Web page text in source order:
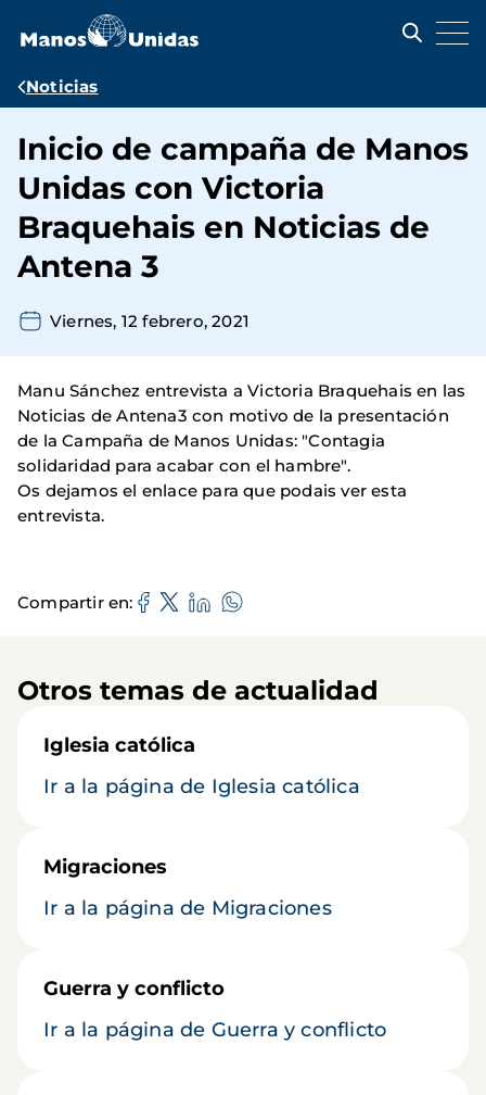
contenido
Ruta
navegación
Noticias
Inicio de campaña de Manos
Unidas con Victoria
Braquehais en Noticias de
Antena 3
Viernes, 12 febrero, 2021
Manu Sánchez entrevista a Victoria Braquehais en las
Noticias de Antena3 con motivo de la presentación
de la Campaña de Manos Unidas: "Contagia
solidaridad para acabar con el hambre".
Os dejamos el enlace para que podais ver esta
entrevista.
Compartir en
Otros temas de actualidad
Iglesia católica
Ir a la página de Iglesia católica
Migraciones
Ir a la página de Migraciones
Guerra y conflicto
Ir a la página de Guerra y conflicto